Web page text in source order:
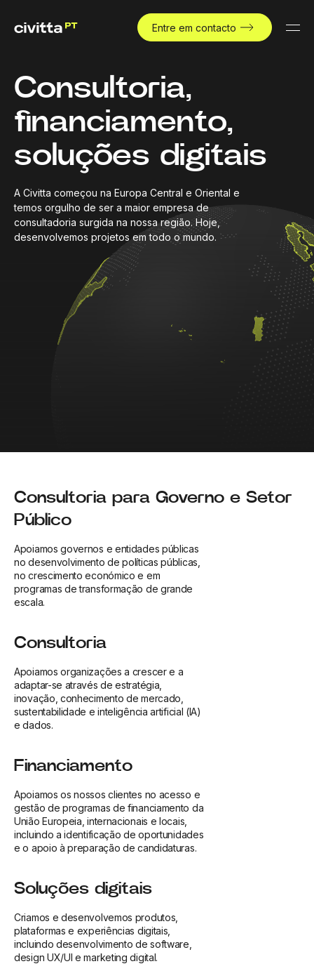
Entre em contacto
Consultoria,
financiamento,
soluções digitais
A Civitta começou na Europa Central e Oriental e
temos orgulho de ser a maior empresa de
consultadoria surgida na nossa região. Hoje,
desenvolvemos projetos em todo o mundo.
Consultoria para Governo e Setor
Público
Apoiamos governos e entidades públicas
no desenvolvimento de políticas públicas,
no crescimento económico e em
programas de transformação de grande
escala.
Consultoria
Apoiamos organizações a crescer e a
adaptar-se através de estratégia,
inovação, conhecimento de mercado,
sustentabilidade e inteligência artificial (IA)
e dados.
Financiamento
Apoiamos os nossos clientes no acesso e
gestão de programas de financiamento da
União Europeia, internacionais e locais,
incluindo a identificação de oportunidades
e o apoio à preparação de candidaturas.
Soluções digitais
Criamos e desenvolvemos produtos,
plataformas e experiências digitais,
incluindo desenvolvimento de software,
design UX/UI e marketing digital.